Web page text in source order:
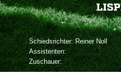
Schiedsrichter: 
Assistenten:
Zuschauer: